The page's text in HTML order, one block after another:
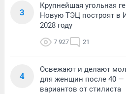
3
Крупнейшая угольная
Новую ТЭЦ построят в
2028 году
7 927 21
4
Освежают и делают
для женщин после 40 —
вариантов от стилиста